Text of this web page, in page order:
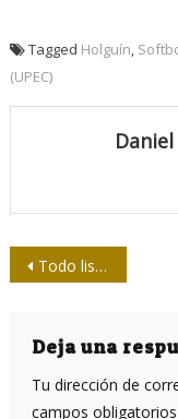
Tagged Holguín
(UPEC)
Navegación
entradas
Todo listo para disputar las semifinales
Deja una
Tu dirección de
campos